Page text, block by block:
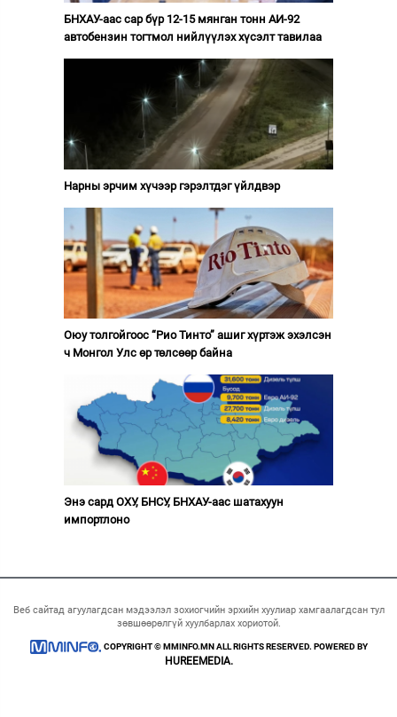
БНХАУ-аас сар бүр 12-15 мянган тонн АИ-92
автобензин тогтмол нийлүүлэх хүсэлт тавилаа
Нарны эрчим хүчээр гэрэлтдэг үйлдвэр
Оюу толгойгоос “Рио Тинто” ашиг хүртэж эхэлсэн
ч Монгол Улс өр төлсөөр байна
Энэ сард ОХУ, БНСУ, БНХАУ-аас шатахуун
импортлоно
Веб сайтад агуулагдсан мэдээлэл зохиогчийн эрхийн хуулиар хамгаалагдсан тул
зөвшөөрөлгүй хуулбарлах хориотой.
COPYRIGHT © MMINFO.MN ALL RIGHTS RESERVED. POWERED BY
HUREEMEDIA.